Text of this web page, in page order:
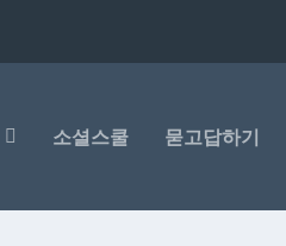
소셜스쿨 묻고답하기